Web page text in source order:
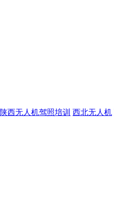
陕西无人机驾照培训 西北无人机